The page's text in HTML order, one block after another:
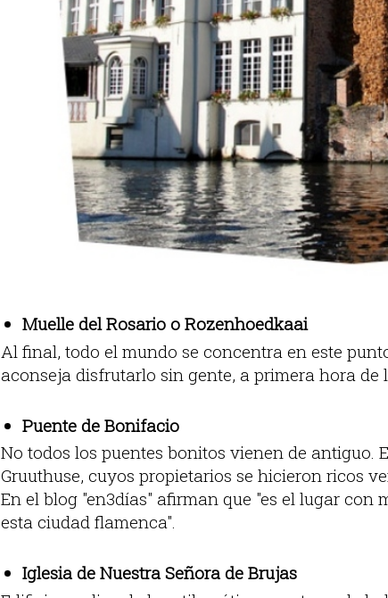
Muelle del Rosario o Rozenhoedkaai
Al final, todo el mundo se concentra en este
aconseja disfrutarlo sin gente, a primera hora
Puente de Bonifacio
No todos los puentes bonitos vienen de antiguo.
Gruuthuse, cuyos propietarios se hicieron ricos
En el blog "en3días" afirman que "es el lugar con
esta ciudad flamenca".
Iglesia de Nuestra Señora de Brujas